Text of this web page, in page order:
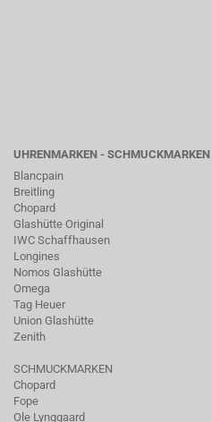
UHRENMARKEN - SCHMUCKMARKEN
Blancpain
Breitling
Chopard
Glashütte Original
IWC Schaffhausen
Longines
Nomos Glashütte
Omega
Tag Heuer
Union Glashütte
Zenith
SCHMUCKMARKEN
Chopard
Fope
Ole Lynggaard